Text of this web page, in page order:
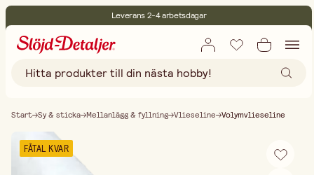
Leverans 2-4 arbetsdagar
Fri frakt vid köp över 499:-
Start Sy & sticka Mellanlägg & fyllning Vlieseline Volymvlieseline
FÅTAL KVAR